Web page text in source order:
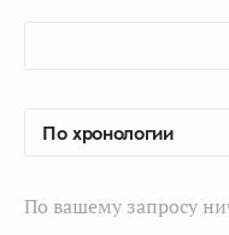
По вашему запросу